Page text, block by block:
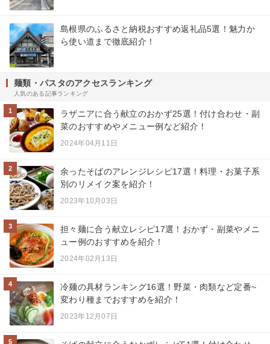
島根県のふるさと納税おすすめ返礼品5選！魅力か
ら使い道まで徹底紹介！
麺類・パスタのアクセスランキング
人気のある記事ランキング
1
ラザニアに合う献立のおかず25選！付け合わせ・副
菜のおすすめやメニュー例など紹介！
2024年04月11日
2
余ったそばのアレンジレシピ17選！料理・お菓子系
別のリメイク案を紹介！
2023年10月03日
3
担々麺に合う献立レシピ17選！おかず・副菜やメニ
ュー例のおすすめを紹介！
2024年02月13日
4
冷麺の具材ランキング16選！野菜・肉類など定番~
変わり種までおすすめを紹介！
2023年12月07日
5